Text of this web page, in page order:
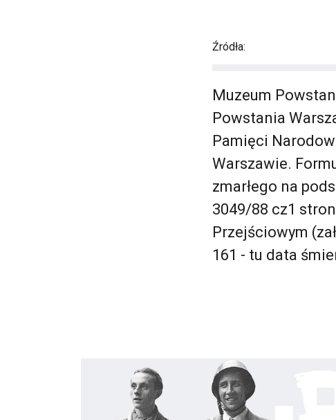
Źródła:
Muzeum
Powstania
Pamięci
Warszawie.
zmarłego na
3049/88 cz1
Przejściowym
161 - tu data